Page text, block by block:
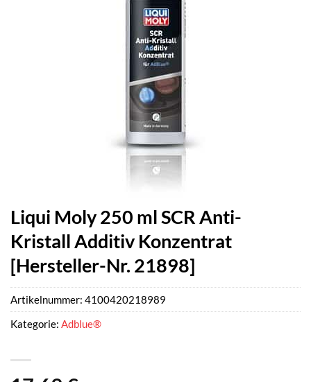
Liqui Moly 250 ml SCR Anti-
Kristall Additiv Konzentrat
[Hersteller-Nr. 21898]
Artikelnummer: 4100420218989
Kategorie: Adblue®